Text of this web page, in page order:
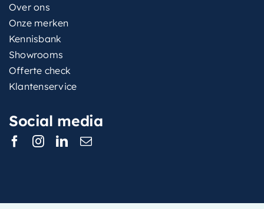
Over ons
Onze merken
Kennisbank
Showrooms
Offerte check
Klantenservice
Social media